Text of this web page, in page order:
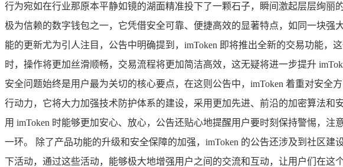
行为宛如在行业那原本平静如镜的湖面精准投下了一颗石子，瞬间激起层层绚丽
极为信赖的数字钱包之一，它凭借安全可靠、便捷高效的显著特点，如同一块
能的更新尤为引人注目，公告中明确提到，imToken 即将推出全新的交易功能
时，操作将更加丝滑顺畅，交易流程将更加简洁高效，这无疑将进一步提升
安全问题始终是用户最为关切的核心要点，在这则公告中，imToken 着重对安全
行动力，它将大力加强技术防护体系的建设，采用更加先进、前沿的加密算法
用 imToken 时能够更加安心、放心，公告还贴心地提醒用户要时刻保持警惕，
一环。 除了产品功能的升级和安全保障的加强，imToken 的公告还涉及到社区
下活动，通过这些活动，能够极大地增强用户之间的交流和互动，让用户们在这